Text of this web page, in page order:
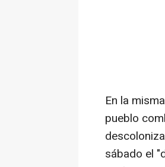
En la
pueblo
sábado el